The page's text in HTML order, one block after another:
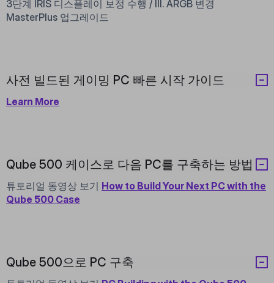
3단계 IRIS 디스플레이 보정 수행 / III. ARGB 변경
MasterPlus 업그레이드
사전 빌드된 게이밍 PC 빠른 시작 가이드
Learn More
Qube 500 케이스로 다음 PC를 구축하는 방법
튜토리얼 동영상 보기 How to Build Your Next PC with the
Qube 500 Case
Qube 500으로 PC 구축